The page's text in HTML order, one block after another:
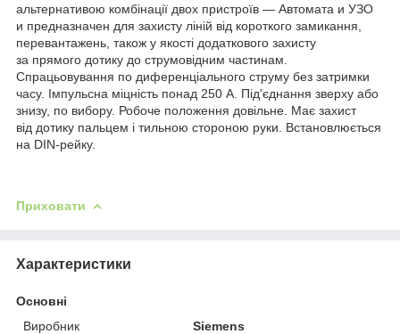
альтернативою комбінації двох пристроїв — Автомата и УЗО
и предназначен для захисту ліній від короткого замикання,
перевантажень, також у якості додаткового захисту
за прямого дотику до струмовідним частинам.
Спрацьовування по диференціального струму без затримки
часу. Імпульсна міцність понад 250 А. Під'єднання зверху або
знизу, по вибору. Робоче положення довільне. Має захист
від дотику пальцем і тильною стороною руки. Встановлюється
на DIN-рейку.
Приховати
Характеристики
Основні
Виробник
Siemens